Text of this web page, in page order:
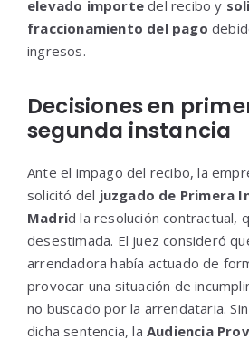
elevado importe del recibo y
fraccionamiento del pago
ingresos.
Decisiones en
segunda instancia
Ante el impago del recibo, la
solicitó del juzgado de Primera
Madrid la resolución contractual,
desestimada. El juez consideró
arrendadora había actuado de
provocar una situación de
no buscado por la arrendataria.
dicha sentencia, la Audiencia